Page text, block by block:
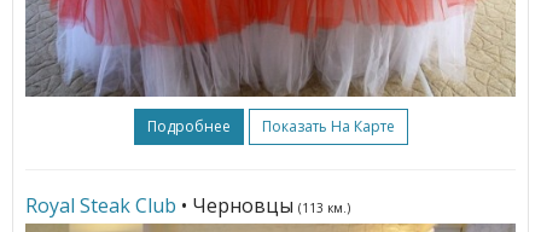
Подробнее Показать На Карте
Royal Steak Club • Черновцы (113 км.)